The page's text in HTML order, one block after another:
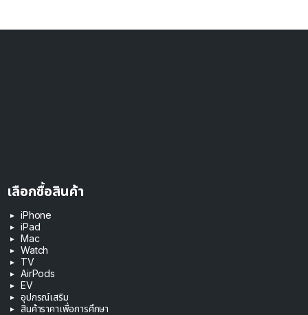
เลือกซื้อสินค้า
iPhone
iPad
Mac
Watch
TV
AirPods
EV
อุปกรณ์เสริม
สินค้าราคาเพื่อการศึกษา